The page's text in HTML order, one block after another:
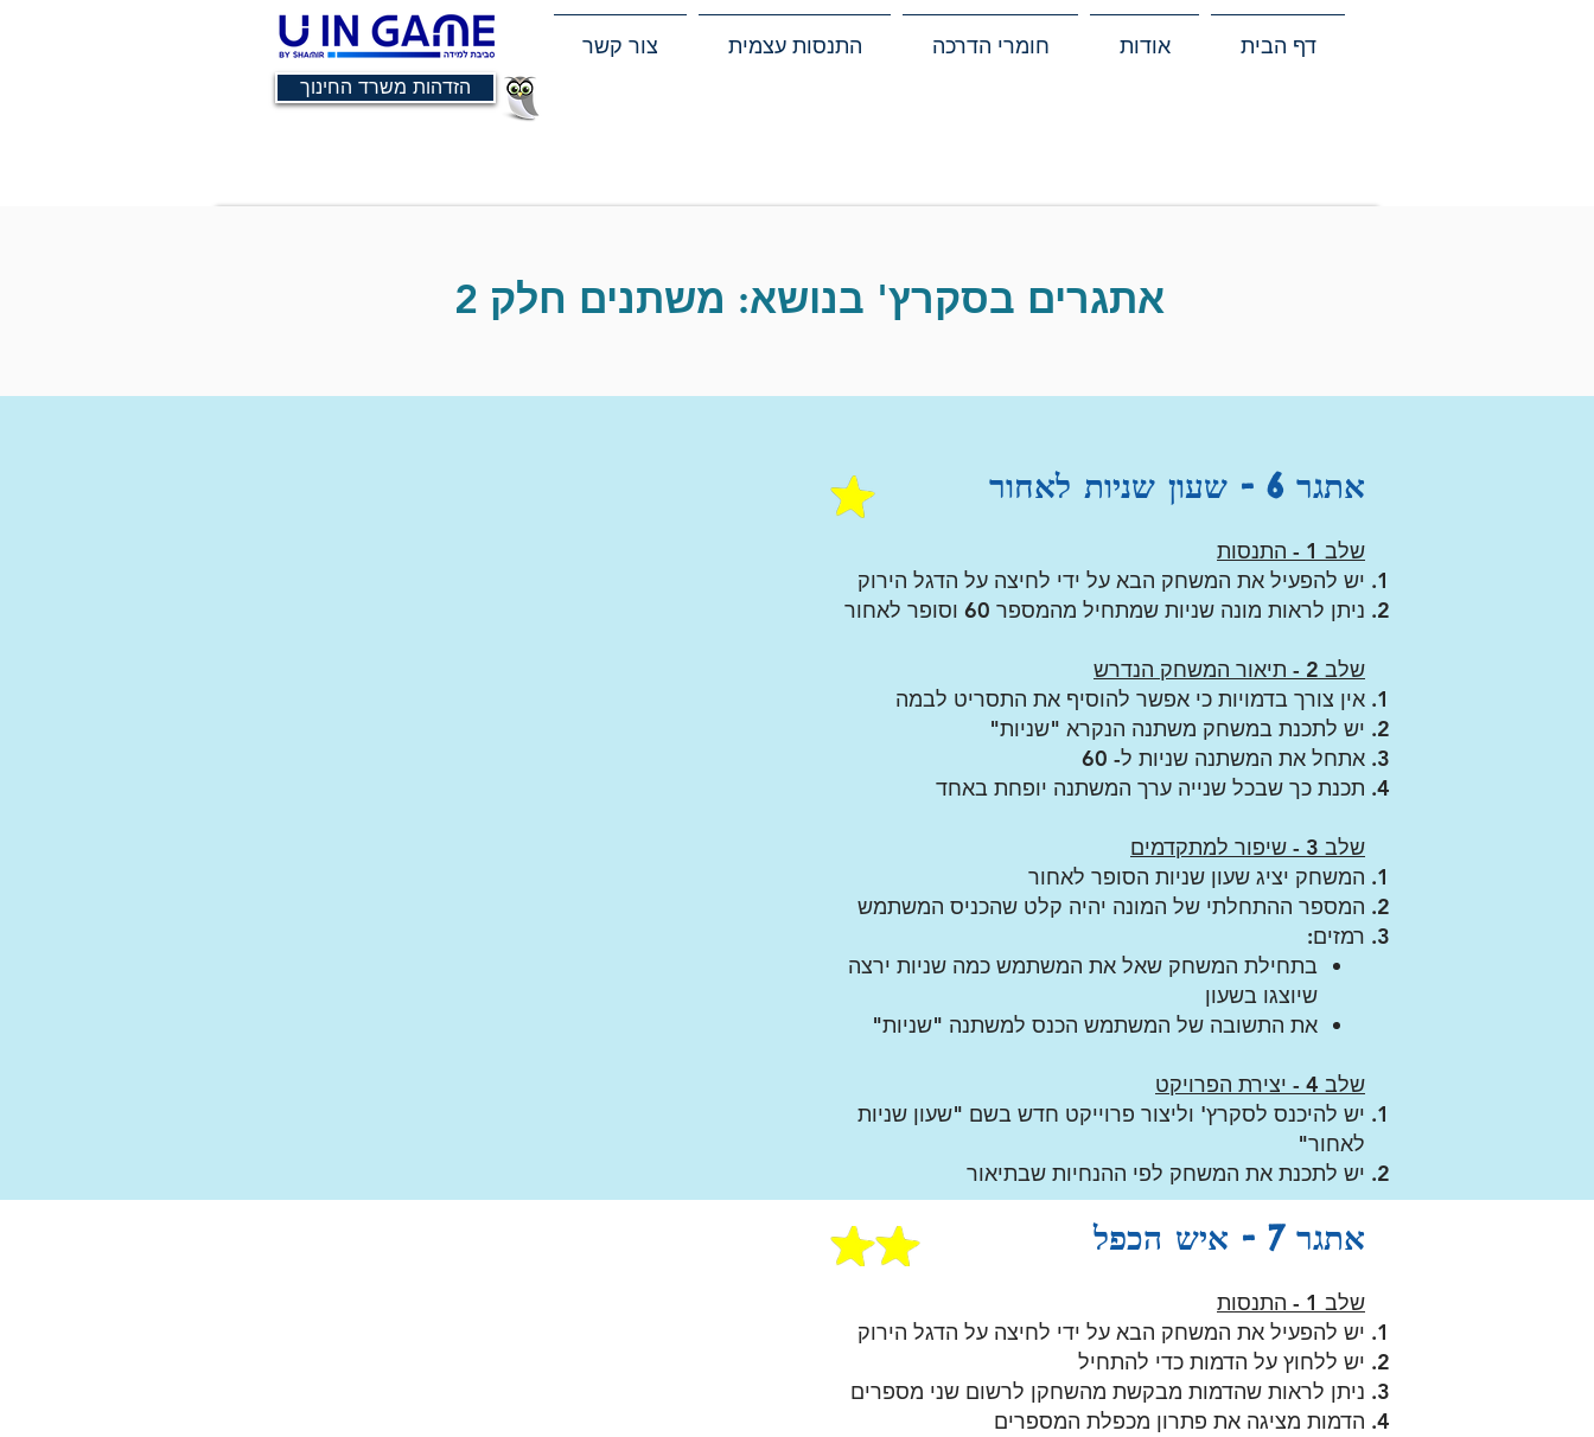
הזדהות משרד החינוך
דף הבית אודות חומרי הדרכה התנסות עצמית צור קשר
אתגרים בסקרץ' בנושא: משתנים חלק 2
אתגר 6 - שעון שניות לאחור
שלב 1 - התנסות
יש להפעיל את המשחק הבא על ידי לחיצה על הדגל הירוק
ניתן לראות מונה שניות שמתחיל מהמספר 60 וסופר לאחור
שלב 2
- תיאור המשחק הנדרש
אין צורך בדמויות כי אפשר להוסיף את התסריט לבמה
יש לתכנת במשחק משתנה הנקרא "שניות"
אתחל את המשתנה שניות ל- 60
תכנת כך שבכל שנייה ערך המשתנה יופחת באחד
שלב 3 - שיפור למתקדמים
המשחק יציג שעון שניות הסופר לאחור
המספר ההתחלתי של המונה יהיה קלט שהכניס המשתמש
רמזים:
בתחילת המשחק שאל את המשתמש כמה שניות ירצה
שיוצגו בשעון
את התשובה של המשתמש הכנס למשתנה "שניות"
שלב 4 - יצירת הפרויקט
יש להיכנס לסקרץ' וליצור פרוייקט חדש בשם "שעון שניות
לאחור"
יש לתכנת את המשחק לפי ההנחיות שבתיאור
אתגר 7 - איש הכפל
שלב 1 - התנסות
יש להפעיל את המשחק הבא על ידי לחיצה על הדגל הירוק
יש ללחוץ על הדמות כדי להתחיל
ניתן לראות שהדמות מבקשת מהשחקן לרשום שני מספרים
הדמות מציגה את פתרון מכפלת המספרים